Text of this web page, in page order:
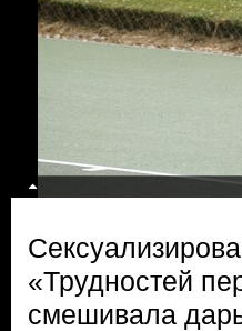
«Трудностей
смешивала